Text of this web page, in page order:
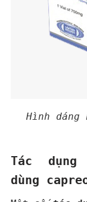
Hình dáng
Tác
dùng